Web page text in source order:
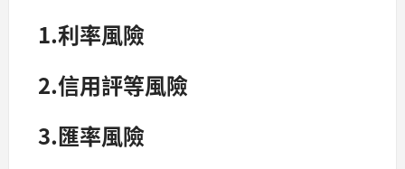
1.利率風險
2.信用評等風險
3.匯率風險